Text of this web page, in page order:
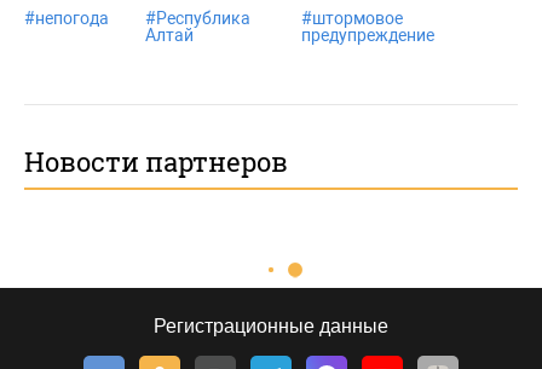
#непогода #Республика
Алтай
#штормовое
предупреждение
Новости партнеров
Регистрационные данные